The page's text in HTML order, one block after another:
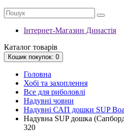
Інтернет-Магазин Династія
Каталог товарів
Кошик покупок: 0
Головна
Хобі та захоплення
Все для риболовлі
Надувні човни
Надувні САП дошки SUP
Надувна SUP дошка
320